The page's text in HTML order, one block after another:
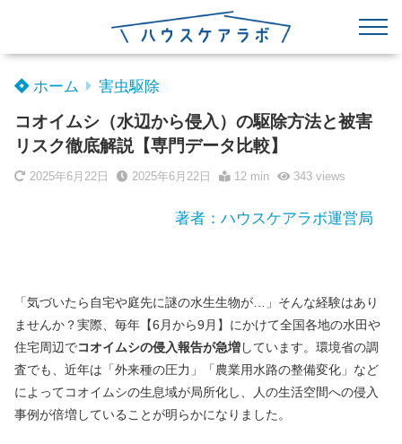
ホーム 害虫駆除
コオイムシ（水辺から侵入）の駆除方法と被害
リスク徹底解説【専門データ比較】
2025年6月22日 2025年6月22日 12 min 343views
著者：ハウスケアラボ運営局
「気づいたら自宅や庭先に謎の水生生物が…」そんな経験はあり
ませんか？実際、毎年【6月から9月】にかけて全国各地の水田や
住宅周辺でコオイムシの侵入報告が急増しています。環境省の調
査でも、近年は「外来種の圧力」「農業用水路の整備変化」など
によってコオイムシの生息域が局所化し、人の生活空間への侵入
事例が倍増していることが明らかになりました。